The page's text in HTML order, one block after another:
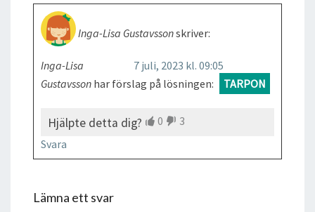
Inga-Lisa Gustavssonskriver:
7 juli, 2023 kl. 09:05
Inga-Lisa
Gustavsson har förslag på lösningen: TARPON
Hjälpte detta dig? 0
3
Svara
Lämna ett svar